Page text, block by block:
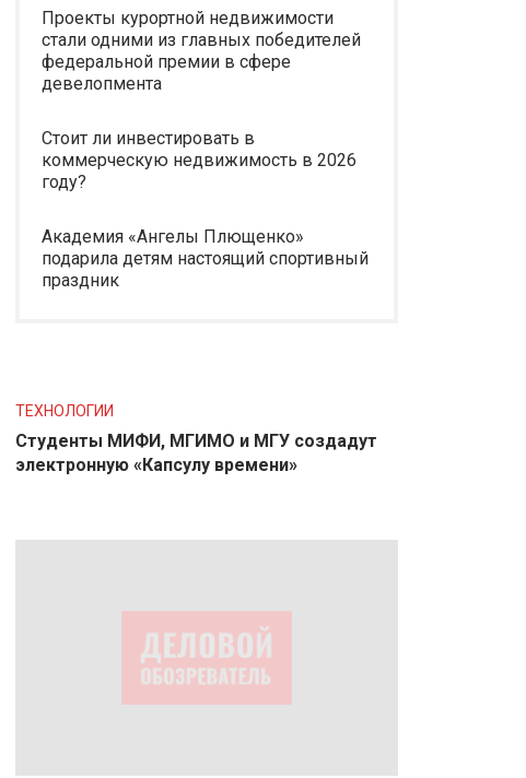
Проекты курортной недвижимости
стали одними из главных победителей
федеральной премии в сфере
девелопмента
Стоит ли инвестировать в
коммерческую недвижимость в 2026
году?
Академия «Ангелы Плющенко»
подарила детям настоящий спортивный
праздник
ТЕХНОЛОГИИ
Студенты МИФИ, МГИМО и МГУ создадут
электронную «Капсулу времени»